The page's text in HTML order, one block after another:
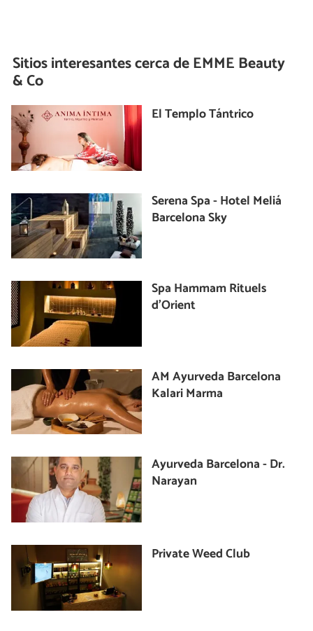
Sitios interesantes cerca deEMME Beauty
& Co
El Templo Tántrico
Serena Spa - Hotel Meliá
Barcelona Sky
Spa Hammam Rituels
d’Orient
AM Ayurveda Barcelona
Kalari Marma
Ayurveda Barcelona - Dr.
Narayan
Private Weed Club